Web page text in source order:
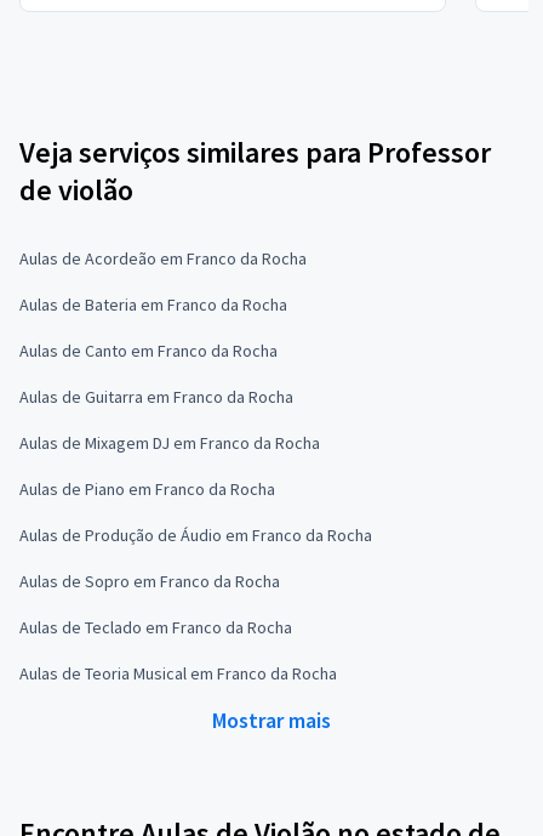
Veja serviços similares para Professor
de violão
Aulas de Acordeão em Franco da Rocha
Aulas de Bateria em Franco da Rocha
Aulas de Canto em Franco da Rocha
Aulas de Guitarra em Franco da Rocha
Aulas de Mixagem DJ em Franco da Rocha
Aulas de Piano em Franco da Rocha
Aulas de Produção de Áudio em Franco da Rocha
Aulas de Sopro em Franco da Rocha
Aulas de Teclado em Franco da Rocha
Aulas de Teoria Musical em Franco da Rocha
Mostrar mais